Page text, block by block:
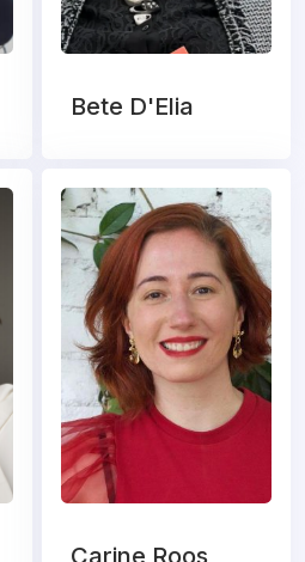
Bete D'Elia